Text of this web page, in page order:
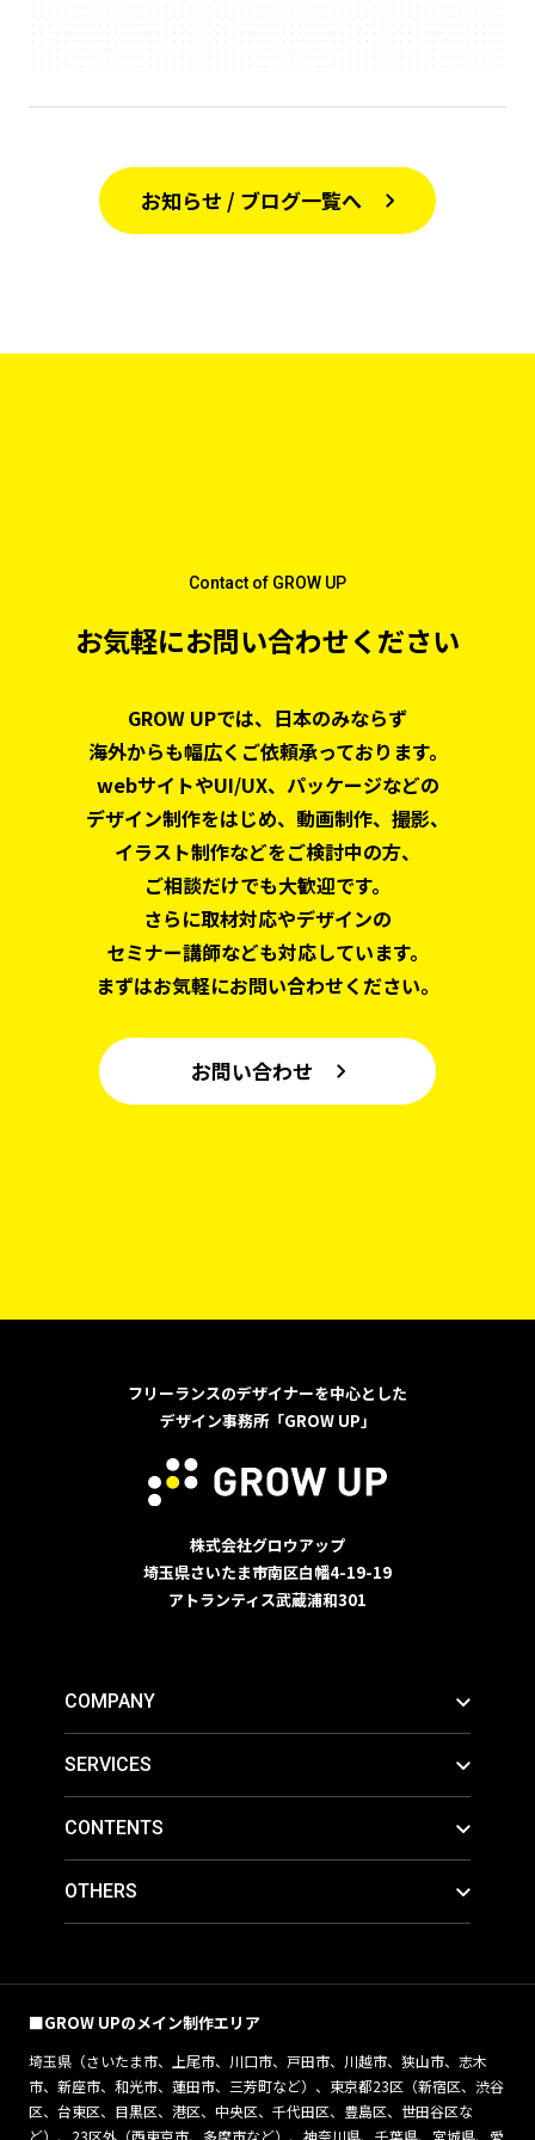
お知らせ / ブログ一覧へ
お気軽にお問い合わせください
Contact of GROW UP
GROW UPでは、日本のみならず
海外からも幅広くご依頼承っております。
webサイトやUI/UX、パッケージなどの
デザイン制作をはじめ、 動画制作、撮影、
イラスト制作などをご検討中の方、
ご相談だけでも大歓迎です。
さらに取材対応やデザインの
セミナー講師なども対応しています。
まずはお気軽にお問い合わせください。
お問い合わせ
フリーランスのデザイナーを中心とした
デザイン事務所「GROW UP」
株式会社グロウアップ
埼玉県さいたま市南区白幡4-19-19
アトランティス武蔵浦和301
COMPANY
SERVICES
CONTENTS
OTHERS
■GROW UPのメイン制作エリア
埼玉県（さいたま市、上尾市、川口市、戸田市、川越市、狭山市、志木
市、新座市、和光市、蓮田市、三芳町など）、東京都23区（新宿区、渋谷
区、台東区、目黒区、港区、中央区、千代田区、豊島区、世田谷区な